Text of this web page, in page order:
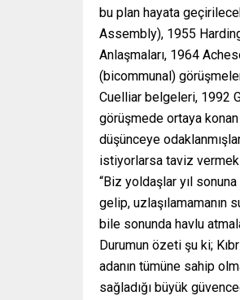
bu plan hayata
Assembly), 1955
Anlaşmaları, 1964
(bicommunal)
Cuelliar belgeleri, 1992
görüşmede ortaya
düşünceye
istiyorlarsa taviz
“Biz yoldaşlar yıl
gelip, uzlaşılamamanın
bile sonunda havlu
Durumun özeti şu ki;
adanın tümüne sahip
sağladığı büyük